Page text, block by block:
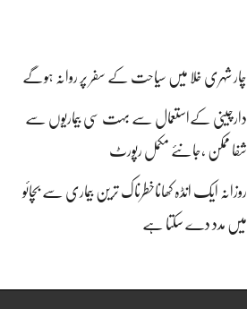
چار شہری خلا میں سیاحت کے سفر پر روانہ ہوگے
دارچینی کےاستعمال سے بہت سی بیماریوں سے
شفا ممکن ،جانئے مکمل رپورٹ
روزانہ ایک انڈہ کھاناخطرناک ترین بیماری سے بچائو
میں مدد دے سکتا ہے